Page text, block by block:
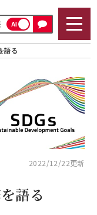
AI
語る
2022/12/22更新
語る